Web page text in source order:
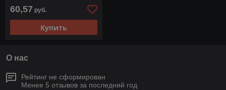
3162-2905006
60,57 руб.
Купить
О нас
Рейтинг не сформирован
Менее 5 отзывов за последний год